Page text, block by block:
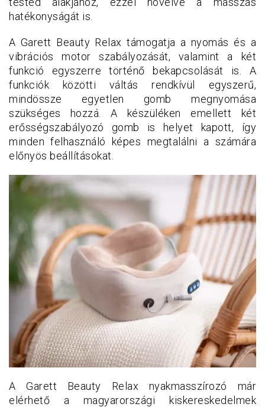
hatékonyságát is.
A Garett Beauty Relax támogatja a nyomás és a
vibrációs motor szabályozását, valamint a két
funkció egyszerre történő bekapcsolását is. A
funkciók közötti váltás rendkívül egyszerű,
mindössze egyetlen gomb megnyomása
szükséges hozzá. A készüléken emellett két
erősségszabályozó gomb is helyet kapott, így
minden felhasználó képes megtalálni a számára
előnyös beállításokat.
A Garett Beauty Relax nyakmasszírozó már
elérhető a magyarországi kiskereskedelmek